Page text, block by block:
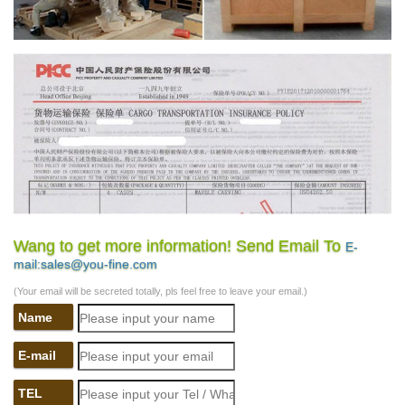
Wang to get more information! Send Email To E-
mail:sales@you-fine.com
(Your email will be secreted totally, pls feel free to leave your email.)
Name
E-mail
TEL